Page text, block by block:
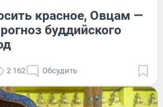
красное, Овцам —
буддийского
2 162 Обсудить